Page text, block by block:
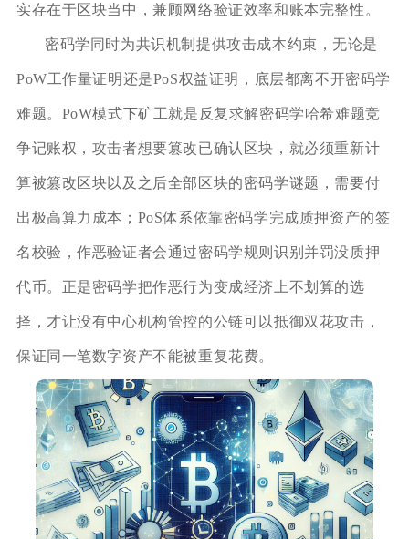
实存在于区块当中，兼顾网络验证效率和账本完整性。
密码学同时为共识机制提供攻击成本约束，无论是
PoW工作量证明还是PoS权益证明，底层都离不开密码学
难题。PoW模式下矿工就是反复求解密码学哈希难题竞
争记账权，攻击者想要篡改已确认区块，就必须重新计
算被篡改区块以及之后全部区块的密码学谜题，需要付
出极高算力成本；PoS体系依靠密码学完成质押资产的签
名校验，作恶验证者会通过密码学规则识别并罚没质押
代币。正是密码学把作恶行为变成经济上不划算的选
择，才让没有中心机构管控的公链可以抵御双花攻击，
保证同一笔数字资产不能被重复花费。